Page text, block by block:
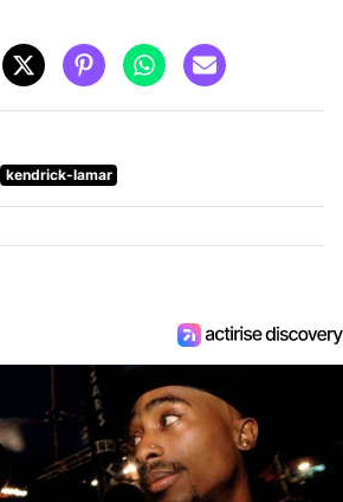
kendrick-lamar